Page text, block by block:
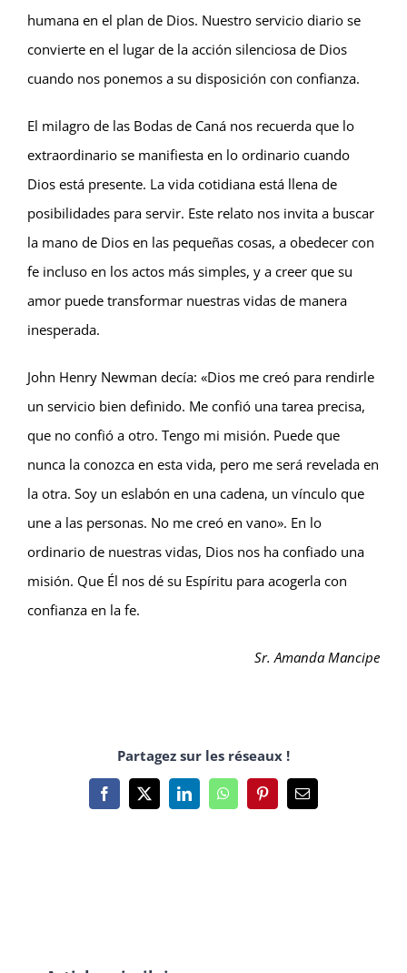
humana en el plan de Dios. Nuestro servicio diario se
convierte en el lugar de la acción silenciosa de Dios
cuando nos ponemos a su disposición con confianza.
El milagro de las Bodas de Caná nos recuerda que lo
extraordinario se manifiesta en lo ordinario cuando
Dios está presente. La vida cotidiana está llena de
posibilidades para servir. Este relato nos invita a buscar
la mano de Dios en las pequeñas cosas, a obedecer con
fe incluso en los actos más simples, y a creer que su
amor puede transformar nuestras vidas de manera
inesperada.
John Henry Newman decía: «Dios me creó para rendirle
un servicio bien definido. Me confió una tarea precisa,
que no confió a otro. Tengo mi misión. Puede que
nunca la conozca en esta vida, pero me será revelada en
la otra. Soy un eslabón en una cadena, un vínculo que
une a las personas. No me creó en vano». En lo
ordinario de nuestras vidas, Dios nos ha confiado una
misión. Que Él nos dé su Espíritu para acogerla con
confianza en la fe.
Sr. Amanda Mancipe
Partagez sur les réseaux !
Facebook
X LinkedInWhatsAppPinterestEmail